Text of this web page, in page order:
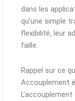
dans les
qu’une simple
flexibilité, leur
faille.
Rappel sur ce
Accouplement